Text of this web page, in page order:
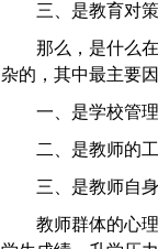
三、是教育对策
那么，是什么
杂的，其中最主要
一、是学校管
二、是教师的
三、是教师自
教师群体的心